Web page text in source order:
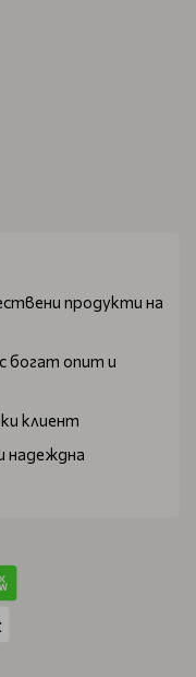
продукти на
богат опит и
клиент
надеждна